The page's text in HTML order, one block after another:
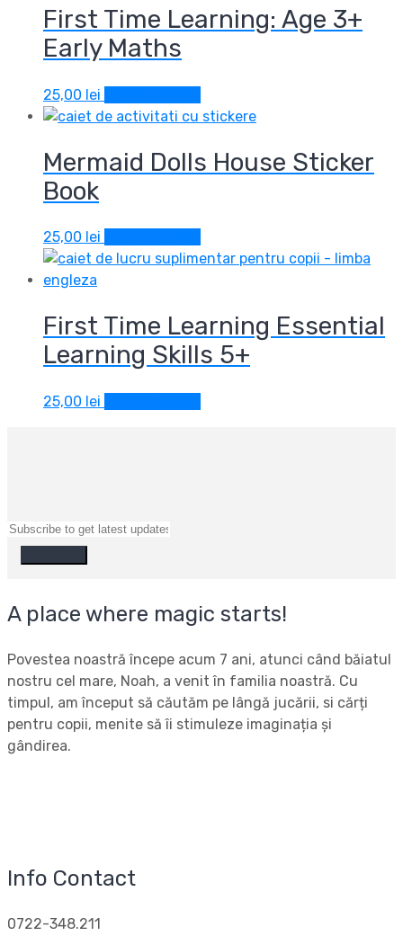
First Time Learning: Age 3+
Early Maths
25,00 lei
Mermaid Dolls House Sticker
Book
25,00 lei
First Time Learning Essential
Learning Skills 5+
25,00 lei
A place where magic starts!
Povestea noastră începe acum 7 ani, atunci când băiatul
nostru cel mare, Noah, a venit în familia noastră. Cu
timpul, am început să căutăm pe lângă jucării, si cărți
pentru copii, menite să îi stimuleze imaginația și
gândirea.
Info Contact
0722-348.211